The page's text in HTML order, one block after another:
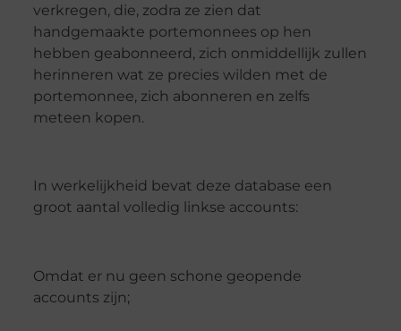
verkregen, die, zodra ze zien dat
handgemaakte portemonnees op hen
hebben geabonneerd, zich onmiddellijk zullen
herinneren wat ze precies wilden met de
portemonnee, zich abonneren en zelfs
meteen kopen.
In werkelijkheid bevat deze database een
groot aantal volledig linkse accounts:
Omdat er nu geen schone geopende
accounts zijn;